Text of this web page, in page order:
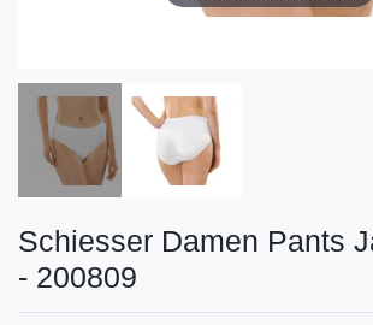
Schiesser Damen Pants
- 200809